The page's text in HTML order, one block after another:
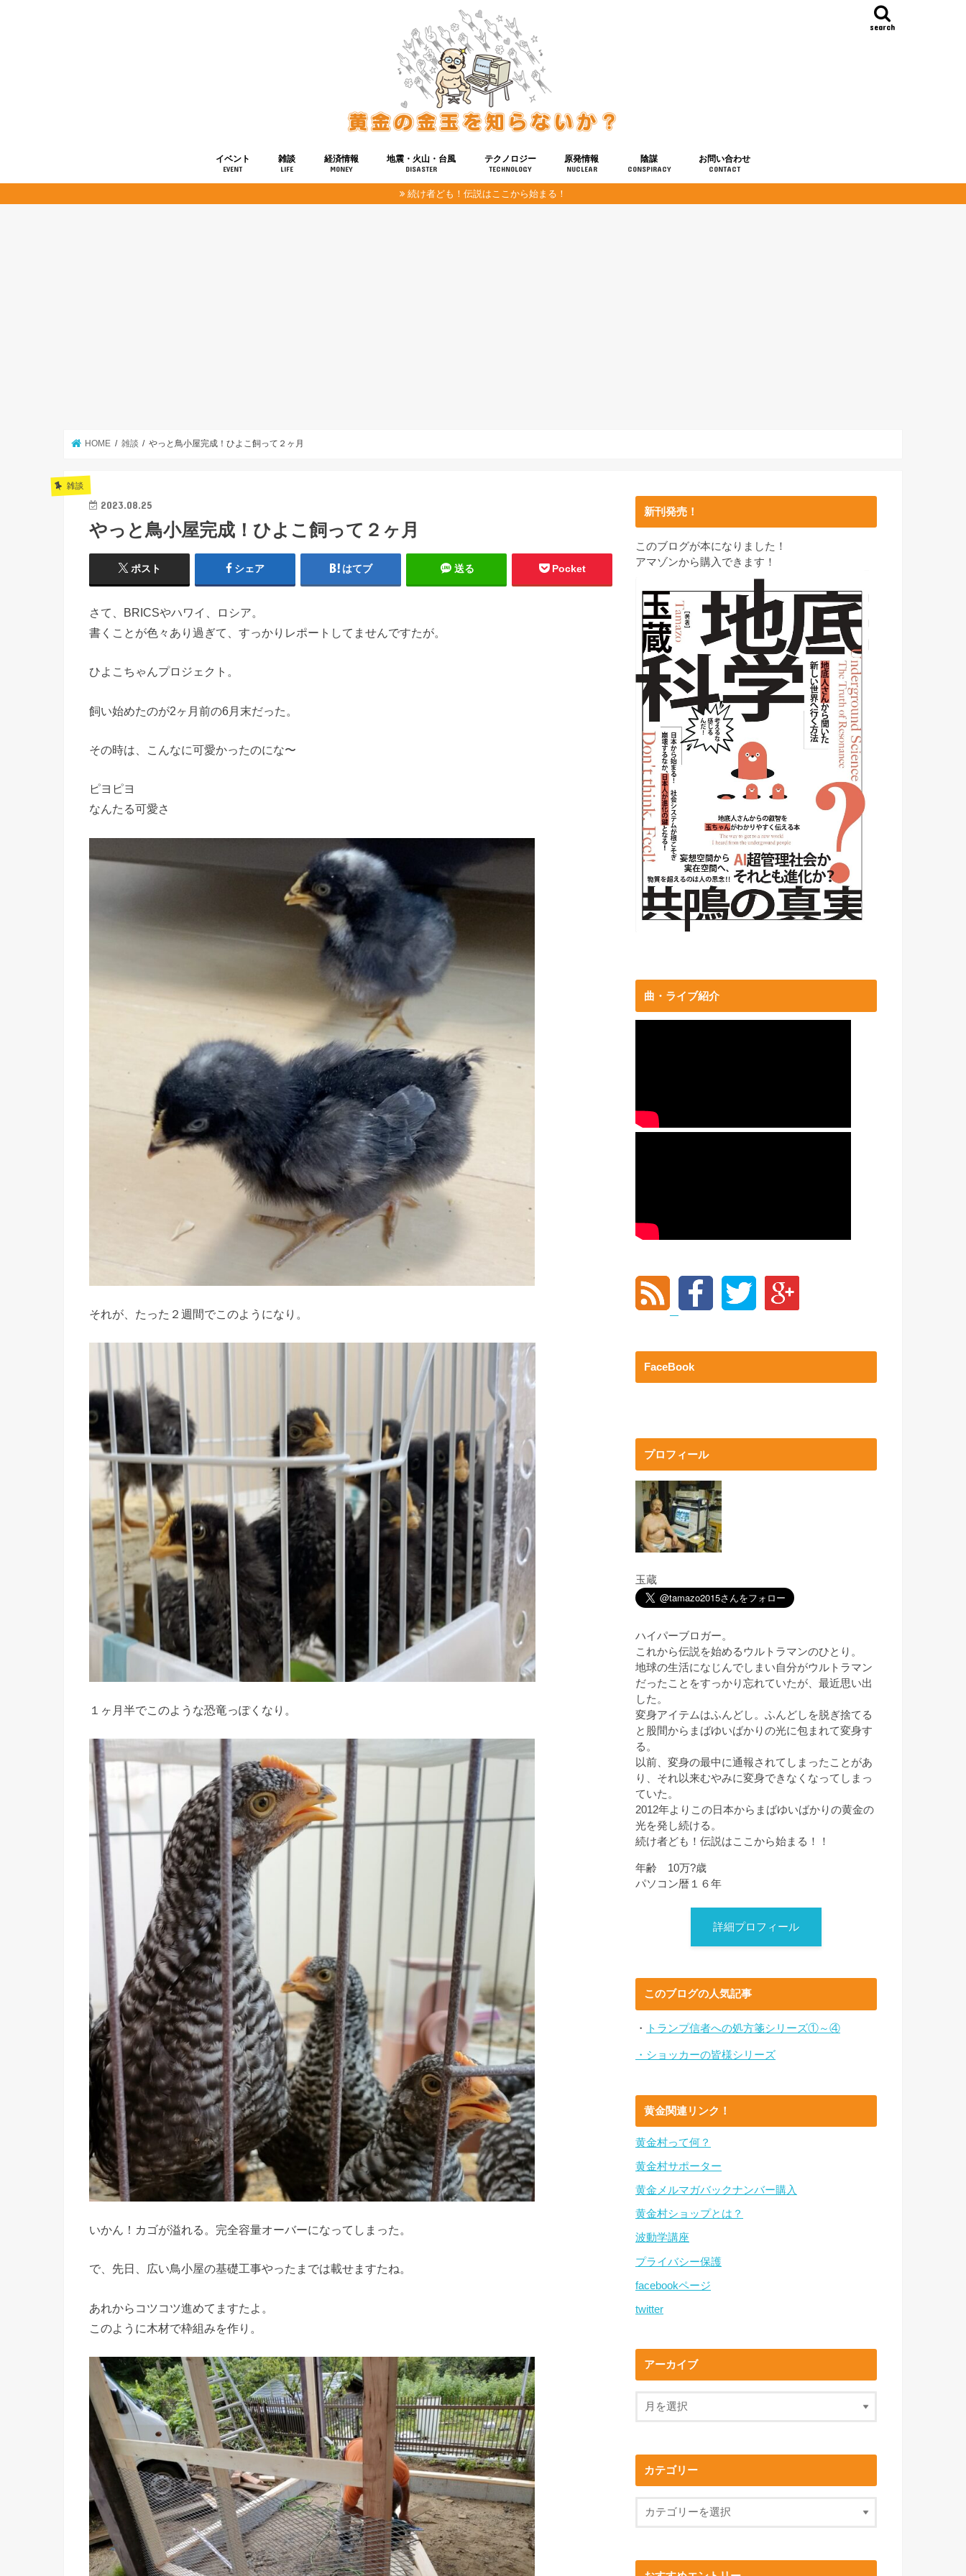
search
イベント
EVENT
雑談
LIFE
経済情報
MONEY
地震・火山・台風
DISASTER
テクノロジー
TECHNOLOGY
健康
宇宙
原発情報
NUCLEAR
陰謀
CONSPIRACY
お問い合わせ
CONTACT
続け者ども！伝説はここから始まる！
HOME 雑談 やっと鳥小屋完成！ひよこ飼って２ヶ月
雑談
2023.08.25
やっと鳥小屋完成！ひよこ飼って２ヶ月
ポスト シェア はてブ 送る Pocket
さて、BRICSやハワイ、ロシア。
書くことが色々あり過ぎて、すっかりレポートしてませんですたが。
ひよこちゃんプロジェクト。
飼い始めたのが2ヶ月前の6月末だった。
その時は、こんなに可愛かったのにな〜
ピヨピヨ
なんたる可愛さ
それが、たった２週間でこのようになり。
１ヶ月半でこのような恐竜っぽくなり。
いかん！カゴが溢れる。完全容量オーバーになってしまった。
で、先日、広い鳥小屋の基礎工事やったまでは載せますたね。
あれからコツコツ進めてますたよ。
このように木材で枠組みを作り。
新刊発売！
このブログが本になりました！
アマゾンから購入できます！
曲・ライブ紹介
FaceBook
プロフィール
玉蔵
ハイパーブロガー。
これから伝説を始めるウルトラマンのひとり。
地球の生活になじんでしまい自分がウルトラマン
だったことをすっかり忘れていたが、最近思い出
した。
変身アイテムはふんどし。ふんどしを脱ぎ捨てる
と股間からまばゆいばかりの光に包まれて変身す
る。
以前、変身の最中に通報されてしまったことがあ
り、それ以来むやみに変身できなくなってしまっ
ていた。
2012年よりこの日本からまばゆいばかりの黄金の
光を発し続ける。
続け者ども！伝説はここから始まる！！
年齢 10万?歳
パソコン暦１６年
詳細プロフィール
このブログの人気記事
・ トランプ信者への処方箋シリーズ①～④
・ショッカーの皆様シリーズ
黄金関連リンク！
黄金村って何？
黄金村サポーター
黄金メルマガバックナンバー購入
黄金村ショップとは？
波動学講座
プライバシー保護
facebookページ
twitter
アーカイブ
カテゴリー